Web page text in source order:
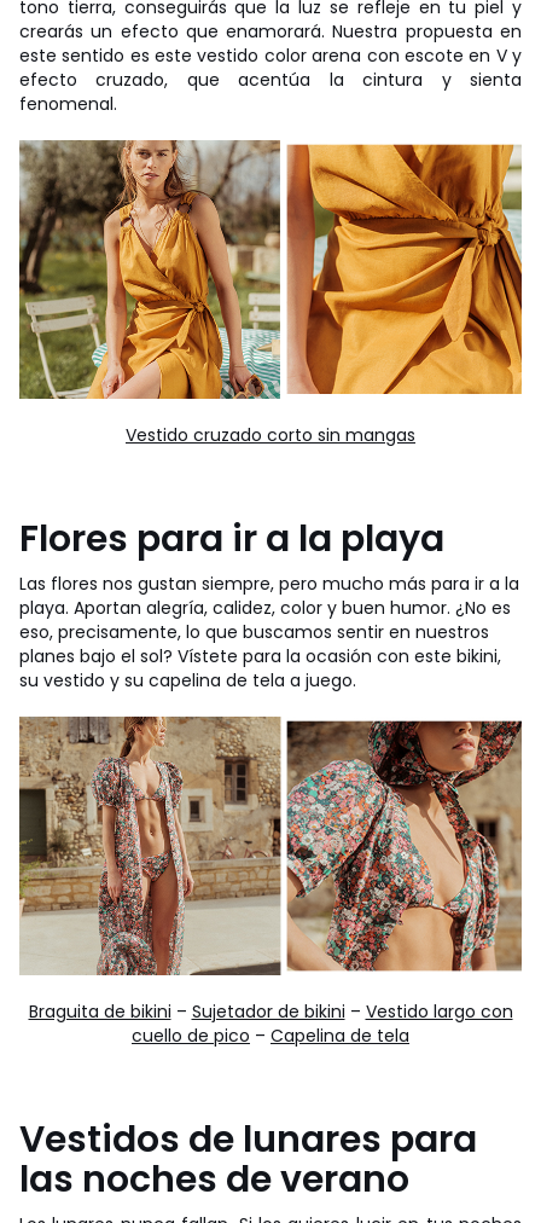
tono tierra, conseguirás que la luz se refleje en tu piel y
crearás un efecto que enamorará. Nuestra propuesta en
este sentido es este vestido color arena con escote en V y
efecto cruzado, que acentúa la cintura y sienta
fenomenal.
Vestido cruzado corto sin mangas
Flores para ir a la playa
Las flores nos gustan siempre, pero mucho más para ir a la
playa. Aportan alegría, calidez, color y buen humor. ¿No es
eso, precisamente, lo que buscamos sentir en nuestros
planes bajo el sol? Vístete para la ocasión con este bikini,
su vestido y su capelina de tela a juego.
Braguita de bikini – Sujetador de bikini – Vestido largo con
cuello de pico – Capelina de tela
Vestidos de lunares para
las noches de verano